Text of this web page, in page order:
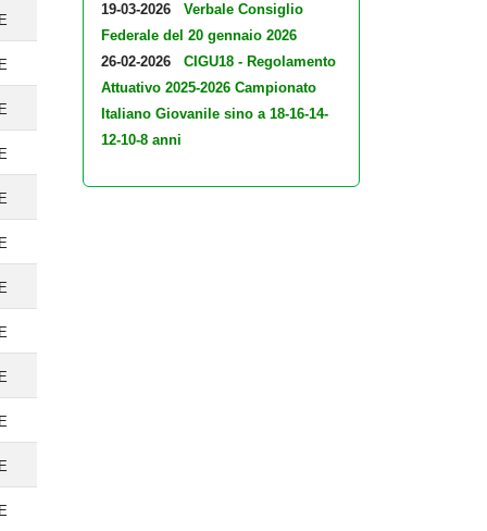
19-03-2026
Verbale Consiglio
Federale del 20 gennaio 2026
26-02-2026
CIGU18 - Regolamento
Attuativo 2025-2026 Campionato
Italiano Giovanile sino a 18-16-14-
12-10-8 anni